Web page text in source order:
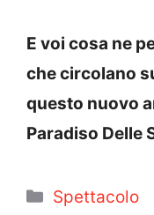
E voi cosa ne
che circolano
questo nuovo
Paradiso Delle
Categorie
Spettacolo